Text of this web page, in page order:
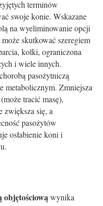
ętych terminów
ćswoje konie. Wskazane
ą na wyeliminowanie opcji
może skutkowaćszeregiem
kolki, ograniczona
i wiele innych.
chorobą pasożytniczą
metabolicznym. Zmniejsza
że tracićmasę),
zwiększa się, a
śćpasożytów
osłabienie koni i
objętościowąwynika